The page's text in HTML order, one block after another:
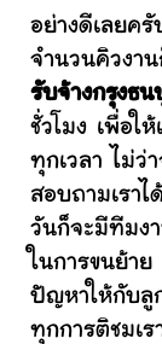
อย่างดีเลยครั
จำนวนคิวงา
รับจ้างกรุงธน
ชั่วโมง เพื่อใ
ทุกเวลา ไม่ว่
สอบถามเรา
วันก็จะมีทีมง
ในการขนย้าย
ปัญหาให้กับลู
ทุกการติชมเร